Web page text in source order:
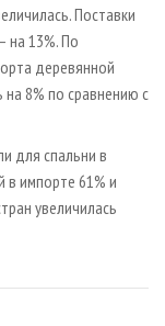
Поставки
на 13%. По
деревянной
на 8% по сравнению с
для спальни в
в импорте 61% и
увеличилась